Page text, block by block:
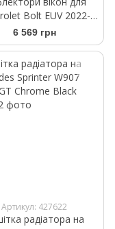
Bolt EUV 2022-
Series WELLvisors
3-847CH037
6 569 грн
Артикул: 427622
радіатора на